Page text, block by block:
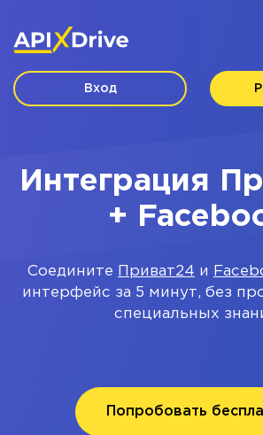
Вход
Интеграция
+
Соедините Приват24 и
интерфейс за 5 минут, без
специальных
Попробовать